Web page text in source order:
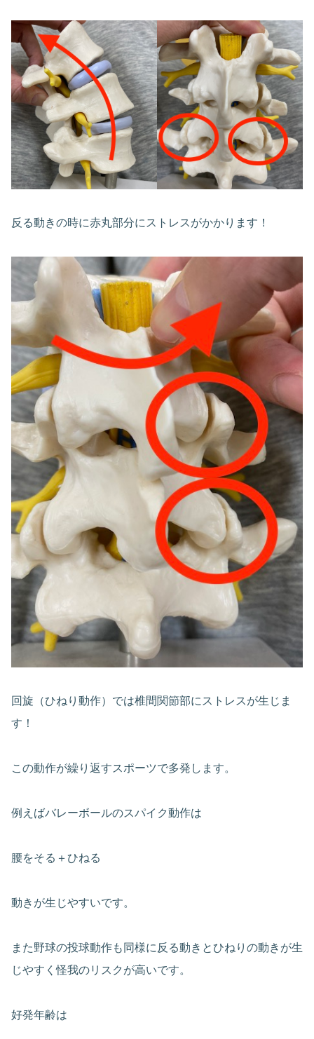
反る動きの時に赤丸部分にストレスがかかります！
回旋（ひねり動作）では椎間関節部にストレスが生じま
す！
この動作が繰り返すスポーツで多発します。
例えばバレーボールのスパイク動作は
腰をそる＋ひねる
動きが生じやすいです。
また野球の投球動作も同様に反る動きとひねりの動きが生
じやすく怪我のリスクが高いです。
好発年齢は